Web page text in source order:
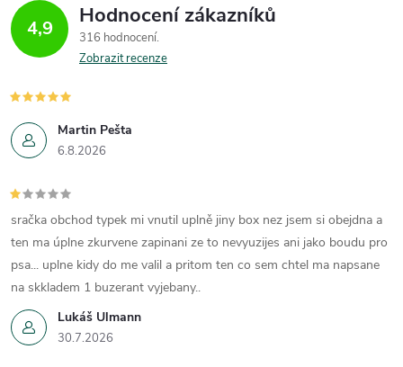
d
a
c
í
p
r
v
k
y
v
4,9 Hodnocení zákazníků
316 hodnocení
Zobrazit recenze
Martin Pešta
6.8.2026
Lukáš Ulmann
30.7.2026
sračka obchod typek mi vnutil uplně jiny box nez jsem si obejdna a
ten ma úplne zkurvene zapinani ze to nevyuzijes ani jako boudu pro
psa... uplne kidy do me valil a pritom ten co sem chtel ma napsane
na skkladem 1 buzerant vyjebany..